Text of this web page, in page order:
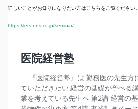
詳しいことがお知りになりたい方はこちらをご覧ください。
https://lets-nns.co.jp/seminar/